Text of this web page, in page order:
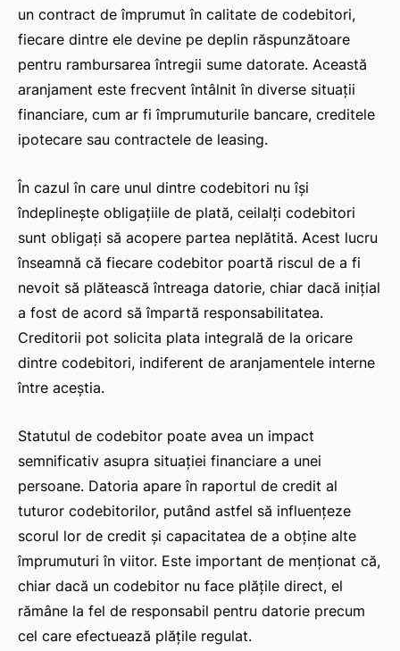
un contract de împrumut în calitate de codebitori,
fiecare dintre ele devine pe deplin răspunzătoare
pentru rambursarea întregii sume datorate. Această
aranjament este frecvent întâlnit în diverse situații
financiare, cum ar fi împrumuturile bancare, creditele
ipotecare sau contractele de leasing.
În cazul în care unul dintre codebitori nu își
îndeplinește obligațiile de plată, ceilalți codebitori
sunt obligați să acopere partea neplătită. Acest lucru
înseamnă că fiecare codebitor poartă riscul de a fi
nevoit să plătească întreaga datorie, chiar dacă inițial
a fost de acord să împartă responsabilitatea.
Creditorii pot solicita plata integrală de la oricare
dintre codebitori, indiferent de aranjamentele interne
între aceștia.
Statutul de codebitor poate avea un impact
semnificativ asupra situației financiare a unei
persoane. Datoria apare în raportul de credit al
tuturor codebitorilor, putând astfel să influențeze
scorul lor de credit și capacitatea de a obține alte
împrumuturi în viitor. Este important de menționat că,
chiar dacă un codebitor nu face plățile direct, el
rămâne la fel de responsabil pentru datorie precum
cel care efectuează plățile regulat.